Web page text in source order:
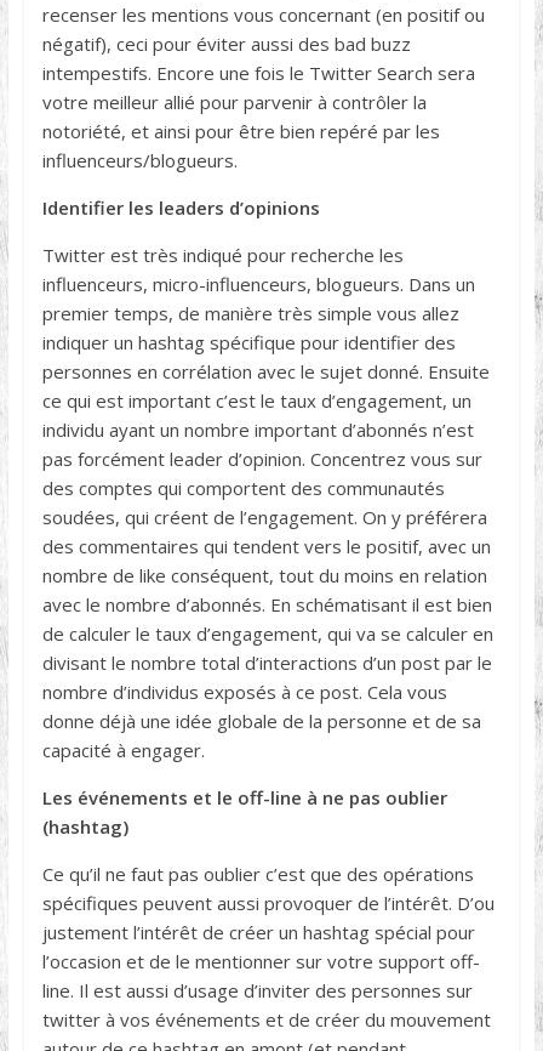
recenser les mentions vous concernant (en positif ou
négatif), ceci pour éviter aussi des bad buzz
intempestifs. Encore une fois le Twitter Search sera
votre meilleur allié pour parvenir à contrôler la
notoriété, et ainsi pour être bien repéré par les
influenceurs/blogueurs.
Identifier les leaders d’opinions
Twitter est très indiqué pour recherche les
influenceurs, micro-influenceurs, blogueurs. Dans un
premier temps, de manière très simple vous allez
indiquer un hashtag spécifique pour identifier des
personnes en corrélation avec le sujet donné. Ensuite
ce qui est important c’est le taux d’engagement, un
individu ayant un nombre important d’abonnés n’est
pas forcément leader d’opinion. Concentrez vous sur
des comptes qui comportent des communautés
soudées, qui créent de l’engagement. On y préférera
des commentaires qui tendent vers le positif, avec un
nombre de like conséquent, tout du moins en relation
avec le nombre d’abonnés. En schématisant il est bien
de calculer le taux d’engagement, qui va se calculer en
divisant le nombre total d’interactions d’un post par le
nombre d’individus exposés à ce post. Cela vous
donne déjà une idée globale de la personne et de sa
capacité à engager.
Les événements et le off-line à ne pas oublier
(hashtag)
Ce qu’il ne faut pas oublier c’est que des opérations
spécifiques peuvent aussi provoquer de l’intérêt. D’ou
justement l’intérêt de créer un hashtag spécial pour
l’occasion et de le mentionner sur votre support off-
line. Il est aussi d’usage d’inviter des personnes sur
twitter à vos événements et de créer du mouvement